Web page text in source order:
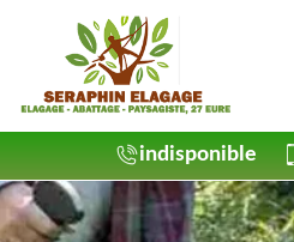
indisponible